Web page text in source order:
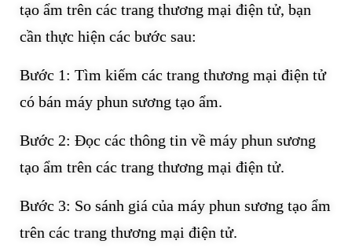
tạo ẩm trên các trang thương mại điện tử, bạn
cần thực hiện các bước sau:
Bước 1: Tìm kiếm các trang thương mại điện tử
có bán máy phun sương tạo ẩm.
Bước 2: Đọc các thông tin về máy phun sương
tạo ẩm trên các trang thương mại điện tử.
Bước 3: So sánh giá của máy phun sương tạo ẩm
trên các trang thương mại điện tử.